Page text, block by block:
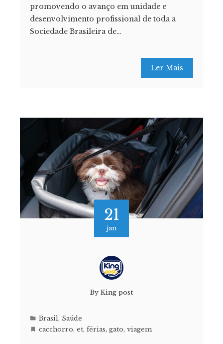
promovendo o avanço em unidade e
desenvolvimento profissional de toda a
Sociedade Brasileira de…
Ler Mais
21
jan
By King post
Brasil, Saúde
cacchorro, et, férias, gato, viagem